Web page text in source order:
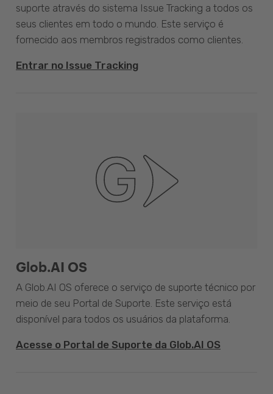
suporte através do sistema Issue Tracking a todos os
seus clientes em todo o mundo. Este serviço é
fornecido aos membros registrados como clientes.
Entrar no Issue Tracking
Glob.AI OS
A Glob.AI OS oferece o serviço de suporte técnico por
meio de seu Portal de Suporte. Este serviço está
disponível para todos os usuários da plataforma.
Acesse o Portal de Suporte da Glob.AI OS